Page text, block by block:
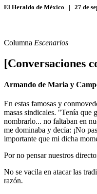
El Heraldo de México | 27 de
Columna Escenarios
[Conversaciones
Armando de Maria y
En estas famosas y
masas sindicales. "Tenía que
nombrarlo... no faltaban en
me dominaba y decía: ¡No
importante que mi dicha
Por no pensar nuestros
No se vacila en atacar las
razón.